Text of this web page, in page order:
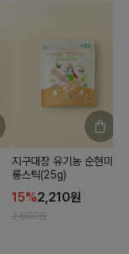
지구대장 유기농 순현미
롱스틱(25g)
15%2,210원
2,600원